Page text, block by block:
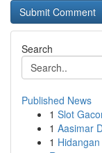
Search
Published News
1 Slot
1 Aasimar
1